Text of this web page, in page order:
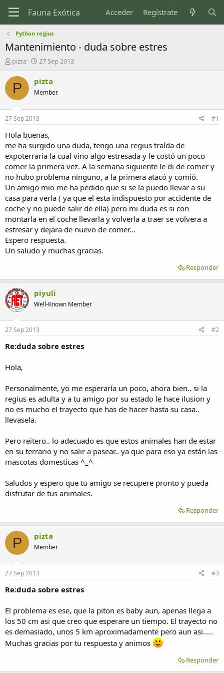
Acceder Regístrate
Python regius
Mantenimiento - duda sobre estres
I
i
i
d
o
r
e
l
t
e
m
a
pizta
F
c
a
e
n
c
i
o
27 Sep 2013
P pizta
Member
27 Sep 2013 #1
Hola buenas,
me ha surgido una duda, tengo una regius traída de
expoterraria la cual vino algo estresada y le costó un poco
comer la primera vez. A la semana siguiente le di de comer y
no hubo problema ninguno, a la primera atacó y comió.
Un amigo mio me ha pedido que si se la puedo llevar a su
casa para verla ( ya que el esta indispuesto por accidente de
coche y no puede salir de ella) pero mi duda es si con
montarla en el coche llevarla y volverla a traer se volvera a
estresar y dejara de nuevo de comer...
Espero respuesta.
Un saludo y muchas gracias.
Responder
piyuli
Well-Known Member
27 Sep 2013 #2
Re:duda sobre estres
Hola,
Personalmente, yo me esperaría un poco, ahora bien.. si la
regius es adulta y a tu amigo por su estado le hace ilusion y
no es mucho el trayecto que has de hacer hasta su casa..
llevasela.
Pero reitero.. lo adecuado es que estos animales han de estar
en su terrario y no salir a pasear.. ya que para eso ya están las
mascotas domesticas ^_^
Saludos y espero que tu amigo se recupere pronto y pueda
disfrutar de tus animales.
Responder
P pizta
Member
27 Sep 2013 #3
Re:duda sobre estres
El problema es ese, que la piton es baby aun, apenas llega a
los 50 cm asi que creo que esperare un tiempo. El trayecto no
es demasiado, unos 5 km aproximadamente pero aun asi.....
Muchas gracias por tu respuesta y animos
Responder